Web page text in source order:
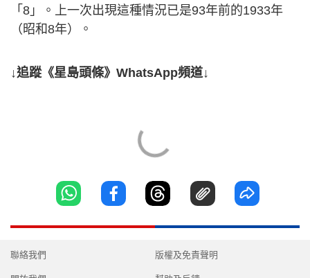
「8」。上一次出現這種情況已是93年前的1933年
（昭和8年）。
↓追蹤《星島頭條》WhatsApp頻道↓
聯絡我們 版權及免責聲明